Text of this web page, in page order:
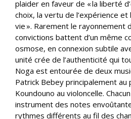
plaider en faveur de « la liberté
choix, la vertu de l’expérience
vie ». Rarement le rayonnement
convictions battent d’un même
osmose, en connexion subtile
unité crée de l’authenticité qui
Noga est entourée de deux
Patrick Bebey principalement au
Koundouno au violoncelle.
instrument des notes
rythmes différents au fil des